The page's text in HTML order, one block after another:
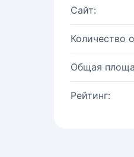
Сайт:
Количество
Общая
Рейтинг: